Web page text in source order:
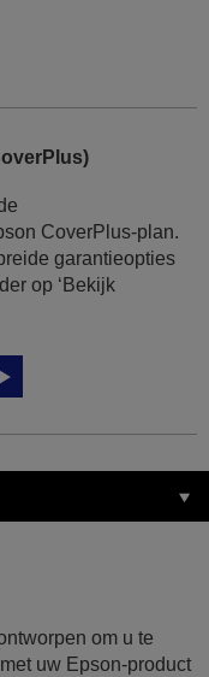
CoverPlus-plan.
garantieopties
op ‘Bekijk
om u te
uw Epson-product